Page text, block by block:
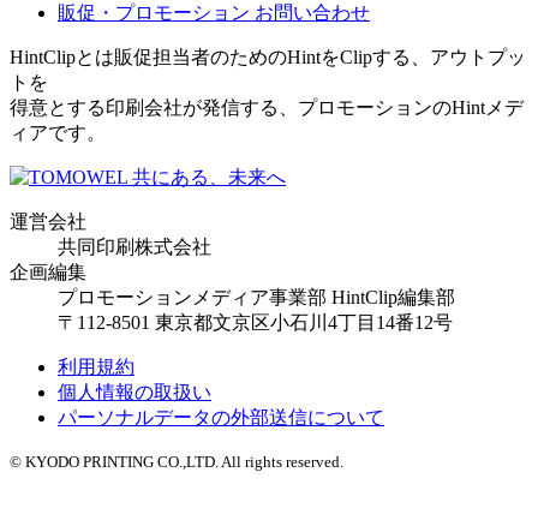
販促・プロモーション お問い合わせ
HintClipとは販促担当者のためのHintをClipする、アウトプッ
トを
得意とする印刷会社が発信する、プロモーションのHintメデ
ィアです。
運営会社
共同印刷株式会社
企画編集
プロモーションメディア事業部 HintClip編集部
〒112-8501 東京都文京区小石川4丁目14番12号
利用規約
個人情報の取扱い
パーソナルデータの外部送信について
© KYODO PRINTING CO.,LTD. All rights reserved.